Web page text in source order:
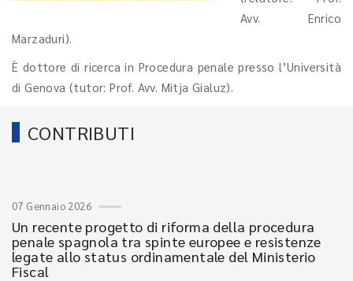
Avv. Enrico
Marzaduri).
È dottore di ricerca in Procedura penale presso l’Università
di Genova (tutor: Prof. Avv. Mitja Gialuz).
CONTRIBUTI
07 Gennaio 2026
Un recente progetto di riforma della procedura
penale spagnola tra spinte europee e resistenze
legate allo status ordinamentale del Ministerio
Fiscal